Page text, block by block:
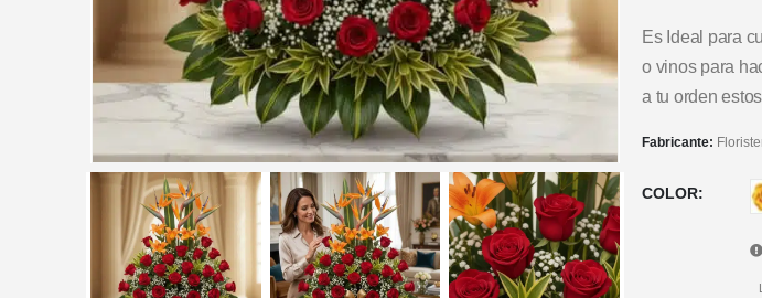
Es Ideal para
o vinos para
a tu orden
Fabricante:
COLOR